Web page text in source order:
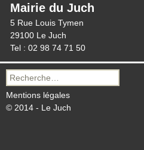
Mairie du Juch
5 Rue Louis Tymen
29100 Le Juch
Tel : 02 98 74 71 50
Recherche
pour :
Mentions légales
© 2014 - Le Juch